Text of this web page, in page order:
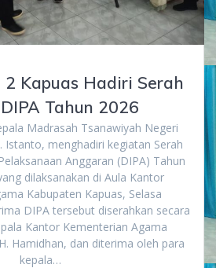
2 Kapuas Hadiri Serah
Tahun 2026
Madrasah Tsanawiyah Negeri
Istanto, menghadiri kegiatan Serah
Anggaran (DIPA) Tahun
dilaksanakan di Aula Kantor
Kabupaten Kapuas, Selasa
DIPA tersebut diserahkan secara
Kantor Kementerian Agama
Hamidhan, dan diterima oleh para
kepala…